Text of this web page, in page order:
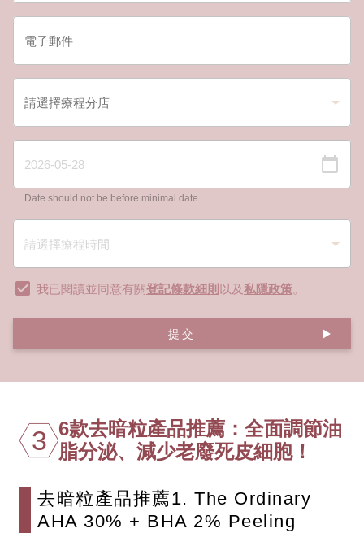
Date should not be before minimal date
我已閱讀並同意有關登記條款細則 以及私隱政策。
提交
3 6款去暗粒產品推薦：全面調節油
脂分泌、減少老廢死皮細胞！
去暗粒產品推薦1. The Ordinary
AHA 30% + BHA 2% Peeling